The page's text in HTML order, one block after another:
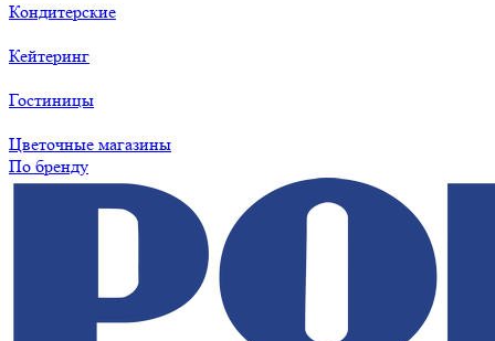
Кондитерские
Кейтеринг
Гостиницы
Цветочные магазины
По бренду